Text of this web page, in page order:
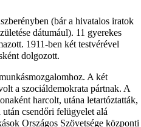
(bár a hivatalos iratok
dátumául). 11 gyerekes
1911-ben két testvérével
dolgozott.
A két
a szociáldemokrata pártnak. A
harcolt, utána letartóztatták,
csendőri felügyelet alá
Országos Szövetsége központi